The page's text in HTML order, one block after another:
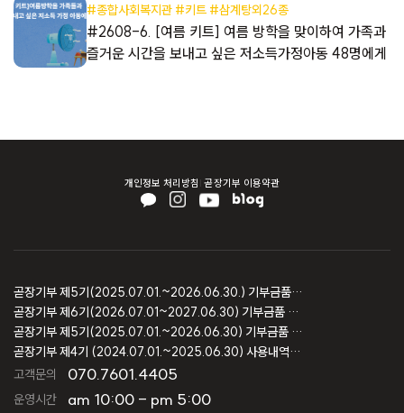
#종합사회복지관 #키트 #삼계탕외26종
#2608-6. [여름 키트] 여름 방학을 맞이하여 가족과
즐거운 시간을 보내고 싶은 저소득가정아동 48명에게
개인정보 처리방침 곧장기부 이용약관
고객문의 070.7601.4405
운영시간 am 10:00 - pm 5:00
곧장기부 제5기(2025.07.01.~2026.06.30.) 기부금품 모집결과 보고
곧장기부 제6기(2026.07.01~2027.06.30) 기부금품 모집등록 보고
곧장기부 제5기(2025.07.01.~2026.06.30) 기부금품 모집등록 보고
곧장기부 제4기 (2024.07.01.~2025.06.30) 사용내역 및 회계감사 보고